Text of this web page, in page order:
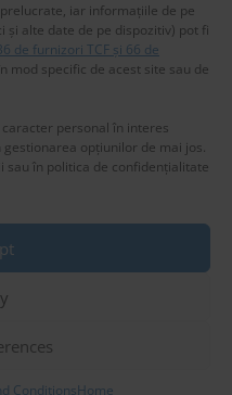
iar informațiile de pe
alte date de pe dispozitiv) pot fi
de furnizori TCF și 66 de
mod specific de acest site sau de
personal în interes
opțiunilor de mai jos.
sau în politica de confidențialitate
ConditionsHome
Themes
By continuing to use this
cookies, see here: